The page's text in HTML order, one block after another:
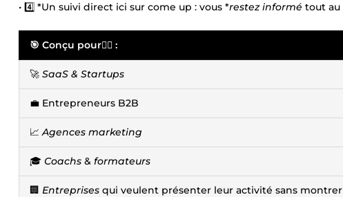
•⁠ ⁠4️⃣ *Un suivi direct ici sur come up : vous *restez informé tout
🎯 Conçu pour👇🏻 :
🚀 SaaS & Startups
💼 Entrepreneurs B2B
📈Agences marketing
🎓 Coachs & formateurs
🏢 Entreprises qui veulent présenter leur activité sans